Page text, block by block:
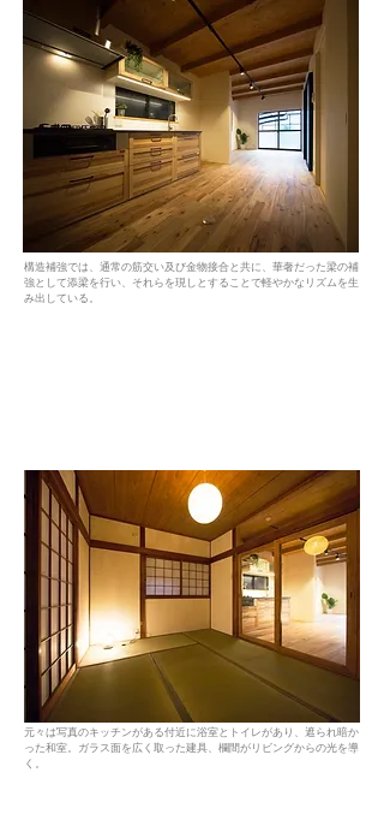
構造補強では、通常の筋交い及び金物接合と共に、華奢だった梁の補
強として添梁を行い、それらを現しとすることで軽やかなリズムを生
み出している。
元々は写真のキッチンがある付近に浴室とトイレがあり、遮られ暗か
った和室。ガラス面を広く取った建具、欄間がリビングからの光を導
く。